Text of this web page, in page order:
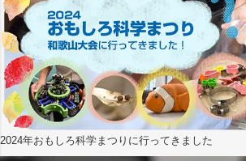
2024年おもしろ科学まつりに行ってきました